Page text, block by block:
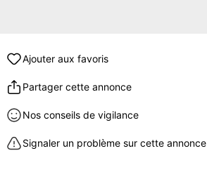
Ajouter aux favoris
Partager cette annonce
Nos conseils de vigilance
Signaler un problème sur cette annonce